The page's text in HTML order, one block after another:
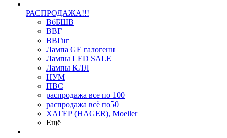
РАСПРОДАЖА!!!
ВбБШВ
ВВГ
ВВГнг
Лампа GE галогенн
Лампы LED SALE
Лампы КЛЛ
НУМ
ПВС
распродажа все по 100
распродажа всё по50
ХАГЕР (HAGER), Moeller
Ещё